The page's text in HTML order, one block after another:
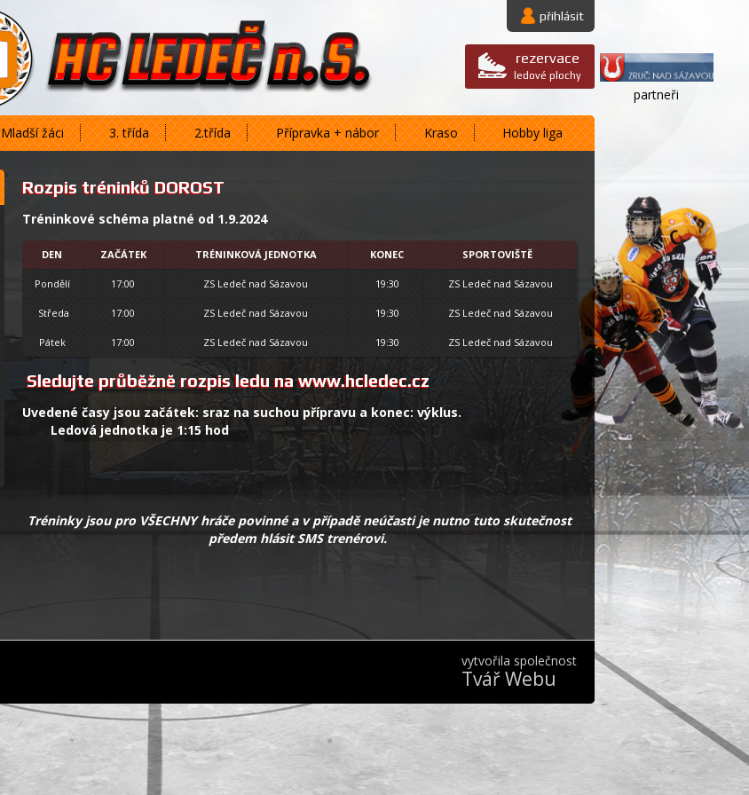
přihlásit
rezervace
ledové plochy
Mladší žáci 3. třída 2.třída Přípravka + nábor Kraso Hobby liga
Rozpis tréninků DOROST
Tréninkové schéma platné od 1.9.2024
DEN ZAČÁTEK TRÉNINKOVÁ JEDNOTKA KONEC SPORTOVIŠTĚ
Pondělí 17:00 ZS Ledeč nad Sázavou 19:30 ZS Ledeč nad Sázavou
Středa 17:00 ZS Ledeč nad Sázavou 19:30 ZS Ledeč nad Sázavou
Pátek 17:00 ZS Ledeč nad Sázavou 19:30 ZS Ledeč nad Sázavou
Sledujte průběžně rozpis ledu nawww.hcledec.cz
Uvedené časy jsou začátek: sraz na suchou přípravu a konec: výklus.
Ledová jednotka je 1:15 hod
Tréninky jsou pro VŠECHNY hráče povinné a v případě neúčasti je nutno tuto skutečnost
předem hlásit SMS trenérovi.
vytvořila společnost
Tvář Webu
partneři